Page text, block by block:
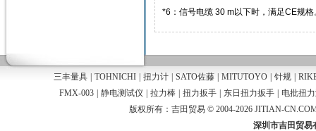
*6 ：信号电缆 30 m以下时，满足CE规格
三丰量具 TOHNICHI 扭力计 SATO佐藤 MITUTOYO 针规
FMX-003
静电测试仪 拉力棒 扭力扳手 东日扭力扳手
电批扭
版权所有：吉田贸易 © 2004-2026 JITIAN-
深圳市吉田贸易